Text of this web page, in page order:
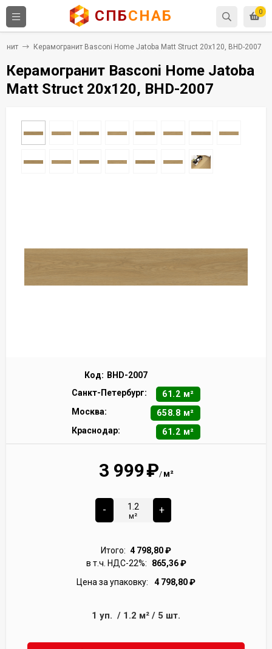
0
СПБСНАБ
Керамогранит Basconi Home Jatoba Matt Struct 20x120, BHD-2007
Керамогранит Basconi Home Jatoba
Matt Struct 20x120, BHD-2007
Код: BHD-2007
Санкт-Петербург:
61.2 м²
Москва:
658.8 м²
Краснодар:
61.2 м²
3 999₽/ м²
-
м²
+
Итого: 4 798,80₽
в т.ч. НДС-22%:
865,36₽
Цена за упаковку:
4 798,80₽
1 уп. / 1.2 м² / 5 шт.